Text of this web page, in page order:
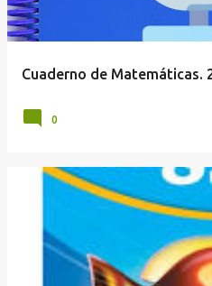
Cuaderno de Matemáticas.
0